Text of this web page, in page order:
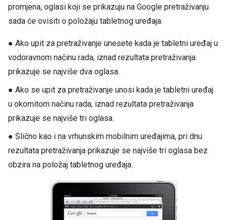
promjena, oglasi koji se prikazuju na Google pretraživanju
sada će ovisiti o položaju tabletnog uređaja:
● Ako upit za pretraživanje unesete kada je tabletni uređaj u
vodoravnom načinu rada, iznad rezultata pretraživanja
prikazuje se najviše dva oglasa.
● Ako se upit za pretraživanje unosi kada je tabletni uređaj
u okomitom načinu rada, iznad rezultata pretraživanja
prikazuje se najviše tri oglasa.
● Slično kao i na vrhunskim mobilnim uređajima, pri dnu
rezultata pretraživanja prikazuje se najviše tri oglasa bez
obzira na položaj tabletnog uređaja.